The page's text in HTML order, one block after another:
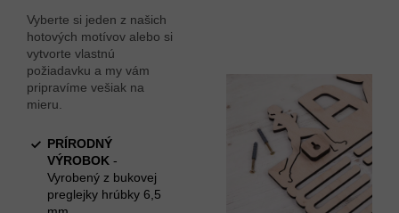
Vyberte si jeden z našich
hotových motívov alebo si
vytvorte vlastnú
požiadavku a my vám
pripravíme vešiak na
mieru.
PRÍRODNÝ
VÝROBOK -
Vyrobený z bukovej
preglejky hrúbky 6,5